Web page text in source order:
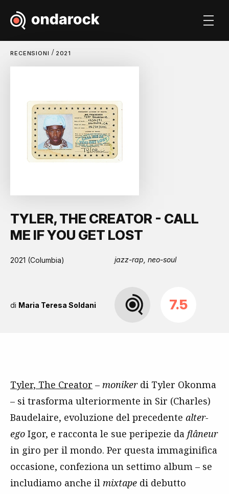
RECENSIONI / 2021
TYLER, THE CREATOR - CALL
ME IF YOU GET LOST
2021 (Columbia) jazz-rap, neo-soul
di Maria Teresa Soldani 7.5
Tyler, The Creator – monikerdi Tyler Okonma
– si trasforma ulteriormente in Sir (Charles)
Baudelaire, evoluzione del precedente alter-
ego Igor, e racconta le sue peripezie da flâneur
in giro per il mondo. Per questa immaginifica
occasione, confeziona un settimo album – se
includiamo anche il mixtape di debutto